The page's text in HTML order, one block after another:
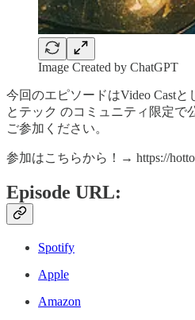
Image Created by ChatGPT
今回のエピソードはVideo Cast
とテック のコミュニティ限定で
ご参加ください。
参加はこちらから！→ https://
Episode URL:
Spotify
Apple
Amazon